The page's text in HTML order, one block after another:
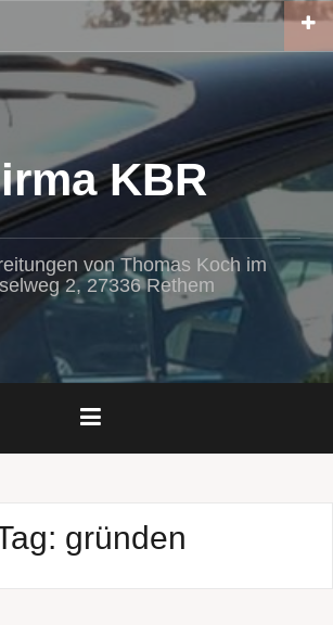
KBR
von Thomas Koch im
2, 27336 Rethem
gründen